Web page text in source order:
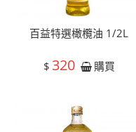
百益特選橄欖油 1/2L
$ 320 購買